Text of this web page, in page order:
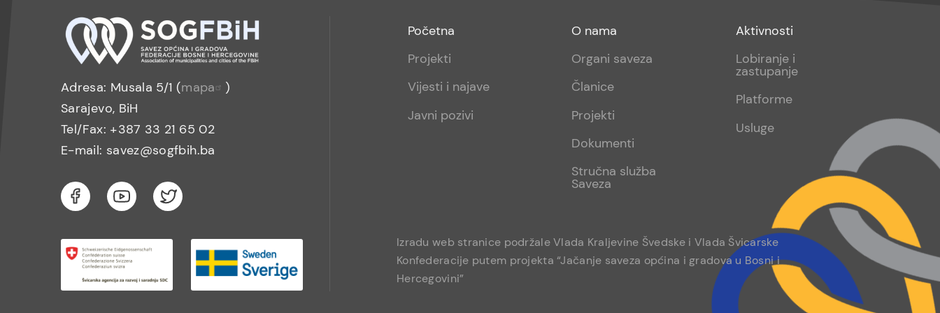
Adresa: Musala 5/1 (mapa
)
Sarajevo, BiH
Tel/Fax: +387 33 21 65 02
E-mail: savez@sogfbih.ba
Footer
menu
Početna
Projekti
Vijesti i najave
Javni pozivi
Footer
sub
O nama
Organi saveza
Članice
Projekti
Dokumenti
Stručna služba
Saveza
Footer
sub
Aktivnosti
Lobiranje i
zastupanje
Platforme
Usluge
Izradu web stranice podržale Vlada Kraljevine Švedske i Vlada Švicarske
Konfederacije putem projekta “Jačanje saveza općina i gradova u Bosni i
Hercegovini”